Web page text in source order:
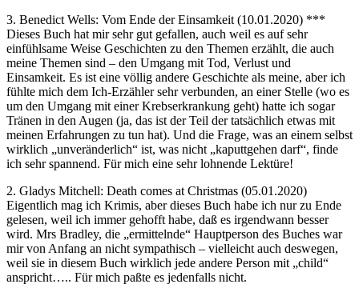
3. Benedict Wells: Vom Ende der Einsamkeit (10.01.2020) ***
Dieses Buch hat mir sehr gut gefallen, auch weil es auf sehr
einfühlsame Weise Geschichten zu den Themen erzählt, die auch
meine Themen sind – den Umgang mit Tod, Verlust und
Einsamkeit. Es ist eine völlig andere Geschichte als meine, aber ich
fühlte mich dem Ich-Erzähler sehr verbunden, an einer Stelle (wo es
um den Umgang mit einer Krebserkrankung geht) hatte ich sogar
Tränen in den Augen (ja, das ist der Teil der tatsächlich etwas mit
meinen Erfahrungen zu tun hat). Und die Frage, was an einem selbst
wirklich „unveränderlich“ ist, was nicht „kaputtgehen darf“, finde
ich sehr spannend. Für mich eine sehr lohnende Lektüre!
2. Gladys Mitchell: Death comes at Christmas (05.01.2020)
Eigentlich mag ich Krimis, aber dieses Buch habe ich nur zu Ende
gelesen, weil ich immer gehofft habe, daß es irgendwann besser
wird. Mrs Bradley, die „ermittelnde“ Hauptperson des Buches war
mir von Anfang an nicht sympathisch – vielleicht auch deswegen,
weil sie in diesem Buch wirklich jede andere Person mit „child“
anspricht….. Für mich paßte es jedenfalls nicht.